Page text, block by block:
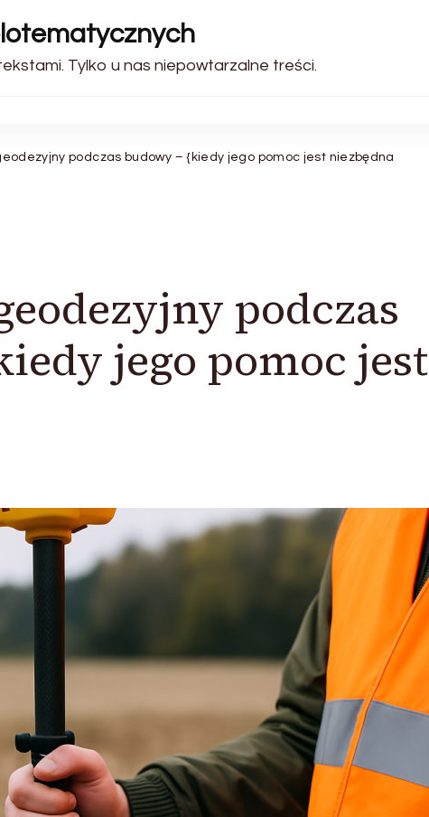
Tylko u nas niepowtarzalne treści.
podczas budowy – {kiedy jego pomoc jest niezbędna
podczas
jego pomoc jest